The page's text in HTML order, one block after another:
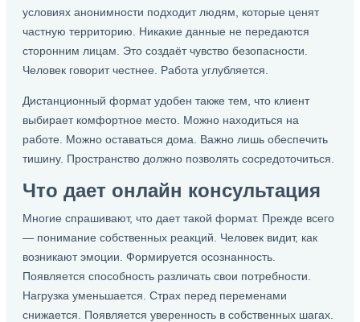
условиях анонимности подходит людям, которые ценят
частную территорию. Никакие данные не передаются
сторонним лицам. Это создаёт чувство безопасности.
Человек говорит честнее. Работа углубляется.
Дистанционный формат удобен также тем, что клиент
выбирает комфортное место. Можно находиться на
работе. Можно оставаться дома. Важно лишь обеспечить
тишину. Пространство должно позволять сосредоточиться.
Что дает онлайн консультация
Многие спрашивают, что дает такой формат. Прежде всего
— понимание собственных реакций. Человек видит, как
возникают эмоции. Формируется осознанность.
Появляется способность различать свои потребности.
Нагрузка уменьшается. Страх перед переменами
снижается. Появляется уверенность в собственных шагах.